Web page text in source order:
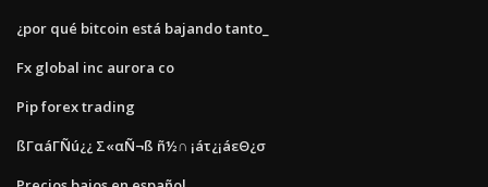
¿por qué bitcoin está bajando tanto_
Fx global inc aurora co
Pip forex trading
ßΓαáΓÑú¿¿ Σ«αÑ¬ß ñ½∩ ¡áτ¿¡áεΘ¿σ